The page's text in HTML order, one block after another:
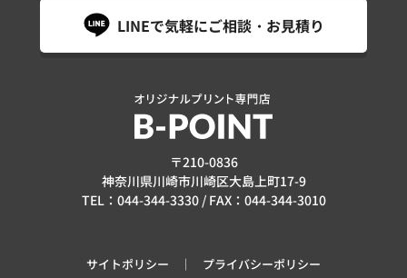
LINEで気軽にご相談・お見積り
〒210-0836
神奈川県川崎市川崎区大島上町17-9
TEL： 044-344-3330/ FAX：044-344-3010
サイトポリシー プライバシーポリシー